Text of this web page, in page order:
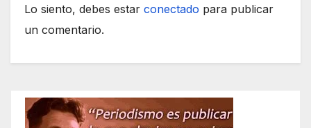
Lo siento, debes estar conectado para publicar
un comentario.